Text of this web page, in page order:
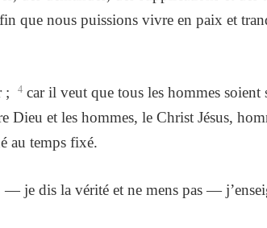
que nous puissions vivre en paix et
; 4 car il veut que tous les hommes soient
Dieu et les hommes, le Christ Jésus,
au temps fixé.
— je dis la vérité et ne mens pas —